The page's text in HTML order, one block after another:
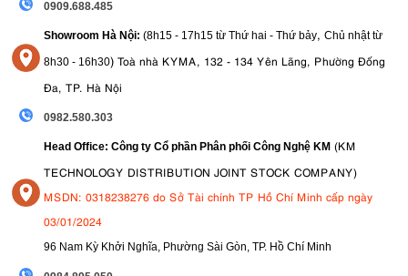
0909.688.485
Showroom Hà Nội: (8h15 - 17h15 từ Thứ hai - Thứ bảy, Chủ nhật từ
8h30 - 16h30) Toà nhà KYMA, 132 - 134 Yên Lãng, Phường Đống
Đa, TP. Hà Nội
0982.580.303
Head Office: Công ty Cổ phần Phân phối Công Nghệ KM (KM
TECHNOLOGY DISTRIBUTION JOINT STOCK COMPANY)
MSDN: 0318238276 do Sở Tài chính TP Hồ Chí Minh cấp ngày
03/01/2024
96 Nam Kỳ Khởi Nghĩa, Phường Sài Gòn, TP. Hồ Chí Minh